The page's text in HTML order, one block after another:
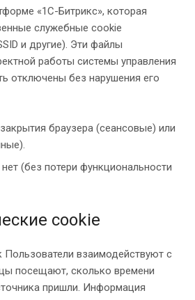
«1С-Битрикс», которая
служебные cookie
и другие). Эти файлы
работы системы управления
отключены без нарушения его
браузера (сеансовые) или
(без потери функциональности
cookie
Пользователи взаимодействуют с
посещают, сколько времени
пришли. Информация